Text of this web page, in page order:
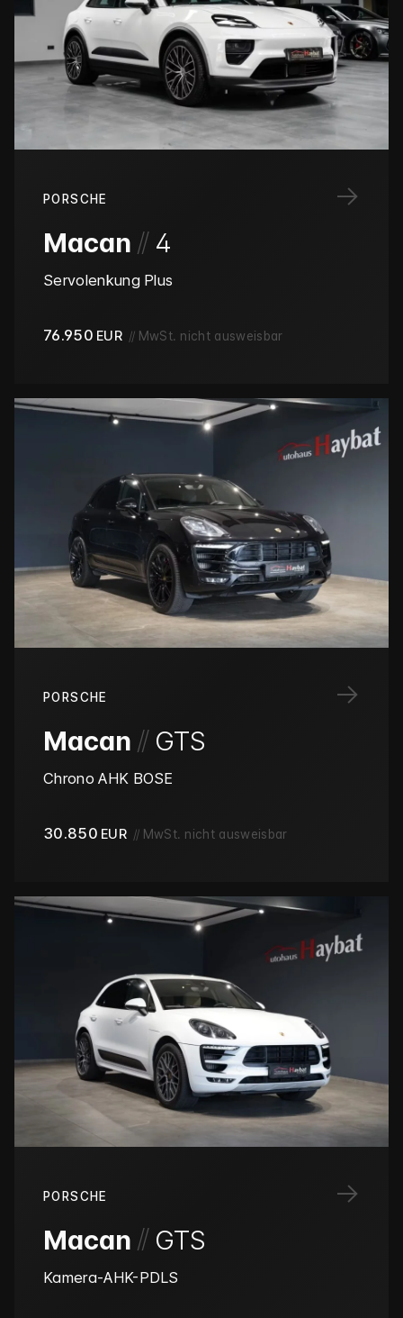
→
PORSCHE
Macan // 4
Servolenkung Plus
76.950 EUR // MwSt. nicht ausweisbar
→
PORSCHE
Macan // GTS
Chrono AHK BOSE
30.850 EUR // MwSt. nicht ausweisbar
→
PORSCHE
Macan // GTS
Kamera-AHK-PDLS